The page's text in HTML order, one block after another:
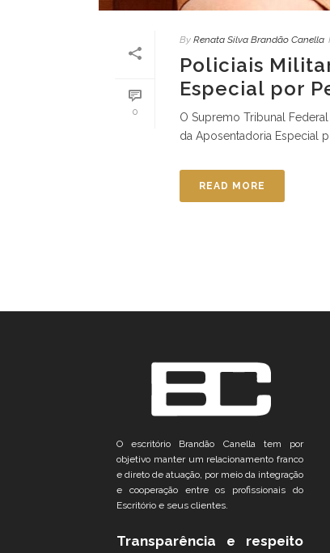
0
By Renata Silva Brandão Canella
Policiais
Especial por
O Supremo Tribunal
da Aposentadoria Especial
READ MORE
O escritório Brandão Canella tem por
objetivo manter um relacionamento franco
e direto de atuação, por meio da integração
e cooperação entre os profissionais do
Escritório e seus clientes.
Transparência e respeito